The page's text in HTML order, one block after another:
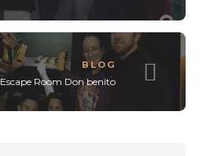
BLOG
Escape Room Don benito